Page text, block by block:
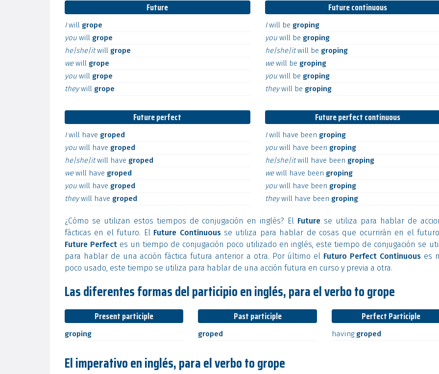
Future
Iwill grope
you will grope
he|she|itwill grope
wewill grope
you will grope
theywill grope
Future continuous
Iwill be groping
you will be groping
he|she|itwill be groping
wewill be groping
you will be groping
theywill be groping
Future perfect
Iwill have groped
you will have groped
he|she|itwill have groped
wewill have groped
you will have groped
theywill have groped
Future perfect continuous
Iwill have been groping
you will have been groping
he|she|itwill have been groping
wewill have been groping
you will have been groping
theywill have been groping
¿Cómo se utilizan estos tiempos de conjugación en inglés? El Future se utiliza para hablar de
fácticas en el futuro. El Future Continuousse utiliza para hablar de cosas que ocurrirán en el
Future Perfect es un tiempo de conjugación poco utilizado en inglés, este tiempo de conjugación se
para hablar de una acción fáctica futura anterior a otra. Por último el Futuro Perfect Continuouses
poco usado, este tiempo se utiliza para hablar de una acción futura en curso y previa a otra.
Las diferentes formas del participio en inglés, para el verbo to grope
Present participle
groping
Past participle
groped
Perfect Participle
having groped
El imperativo en inglés, para el verbo to grope